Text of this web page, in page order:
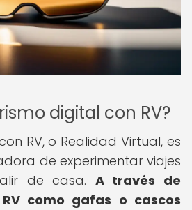
digital con RV?
RV, o Realidad Virtual, es
de experimentar viajes
de casa. A través de
como gafas o cascos